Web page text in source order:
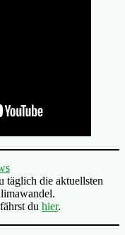
täglich die aktuellsten
du hier.